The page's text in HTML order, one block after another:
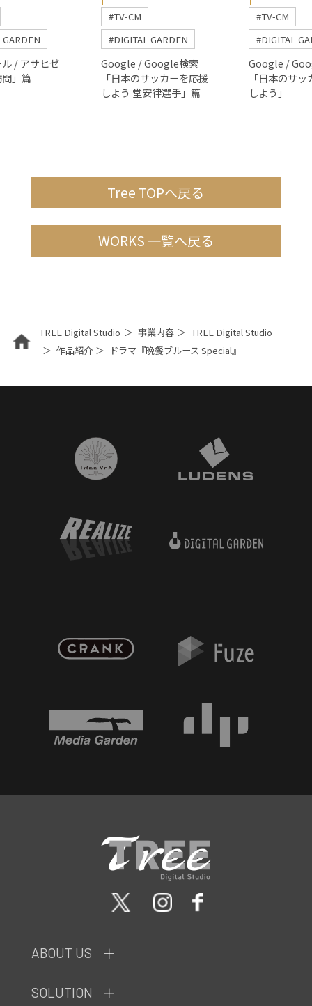
/ アサヒゼ
」篇
#TV-CM
#DIGITAL GARDEN
Google / Google検索
「日本のサッカーを応援
しよう 堂安律選手」篇
#TV-CM
#DIGITAL
Google /
「日本のサ
しよう」
Tree TOPへ戻る
WORKS 一覧へ戻る
TREE Digital Studio 事業内容
TREE Digital Studio
作品紹介
ドラマ『晩餐ブルース Special』
ABOUT US
SOLUTION